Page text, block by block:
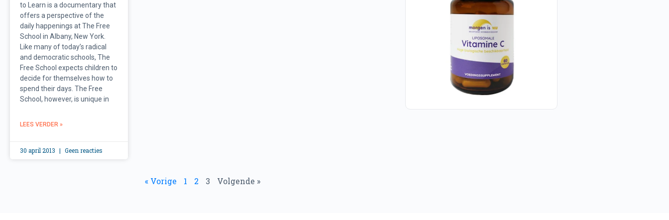
to Learn is a documentary that
offers a perspective of the
daily happenings at The Free
School in Albany, New York.
Like many of today’s radical
and democratic schools, The
Free School expects children to
decide for themselves how to
spend their days. The Free
School, however, is unique in
LEES VERDER »
30 april 2013 Geen reacties
« Vorige 1 2 3 Volgende »